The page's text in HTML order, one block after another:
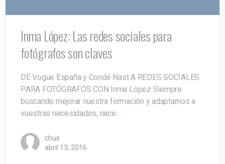
Inma López: Las redes sociales para
fotógrafos son claves
DE Vogue España y Condé Nast A REDES SOCIALES
PARA FOTÓGRAFOS CON Inma López Siempre
buscando mejorar nuestra formación y adaptarnos a
vuestras necesidades, nace…
chus
abril 13, 2016